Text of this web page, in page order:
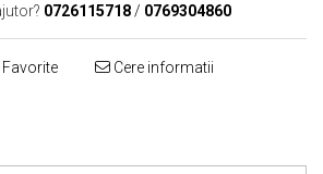
0726115718 / 0769304860
Cere informatii